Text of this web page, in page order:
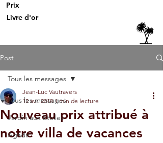
Prix
Livre d'or
Post
Tous les messages
Jardin aux Etoiles
Agadir
Tous les messages
Nouveau prix attribué à
notre villa de vacances
Jean-Luc Vautravers
12 avr. 2018 1 min de lecture